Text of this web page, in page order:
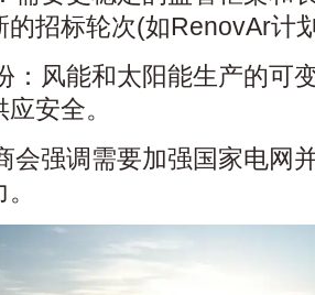
的招标轮次(如RenovAr计
：风能和太阳能生产的可
安全。
会强调需要加强国家电网